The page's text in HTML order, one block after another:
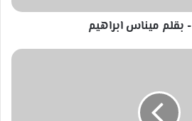
- بقلم ميناس ابراهيم